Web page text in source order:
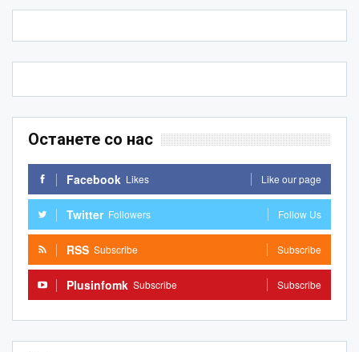
Останете со нас
Facebook Likes Like our page
Twitter Followers Follow Us
RSS Subscribe Subscribe
Plusinfomk Subscribe Subscribe